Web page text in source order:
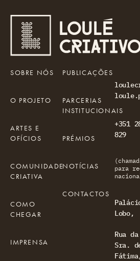
+351
829
para
Lobo,
Rua
Sra.
SOBRE NÓS
O PROJETO
ARTES E
OFÍCIOS
COMUNIDADE
CRIATIVA
COMO
CHEGAR
IMPRENSA
PUBLICAÇÕES
PARCERIAS
INSTITUCIONAIS
PRÉMIOS
NOTÍCIAS
CONTACTOS